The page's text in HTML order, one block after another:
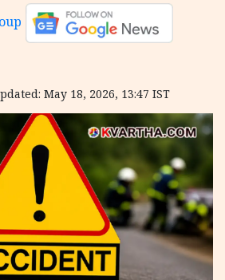
May 18, 2026, 13:47 IST